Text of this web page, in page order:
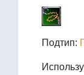
Подтип: